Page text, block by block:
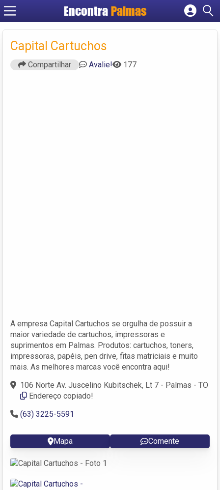
Encontra Palmas
Cadastrar empresa
Criar conta
Capital Cartuchos
Compartilhar Avalie! 177
A empresa Capital Cartuchos se orgulha de possuir a
maior variedade de cartuchos, impressoras e
suprimentos em Palmas. Produtos: cartuchos, toners,
impressoras, papéis, pen drive, fitas matriciais e muito
mais. As melhores marcas você encontra aqui!
106 Norte Av. Juscelino Kubitschek, Lt 7 - Palmas - TO
Endereço copiado!
(63) 3225-5591
Mapa Comente